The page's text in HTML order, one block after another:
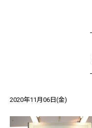
2020年11月06日(金)